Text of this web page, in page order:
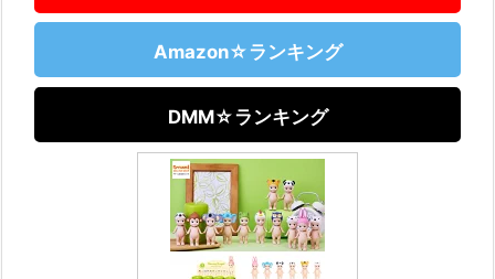
Amazon☆ランキング
DMM☆ランキング